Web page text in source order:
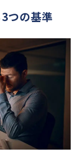
つの基準